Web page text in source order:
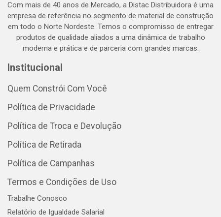
Com mais de 40 anos de Mercado, a Distac Distribuidora é uma
empresa de referência no segmento de material de construção
em todo o Norte Nordeste. Temos o compromisso de entregar
produtos de qualidade aliados a uma dinâmica de trabalho
moderna e prática e de parceria com grandes marcas.
Institucional
Quem Constrói Com Você
Política de Privacidade
Política de Troca e Devolução
Política de Retirada
Política de Campanhas
Termos e Condições de Uso
Trabalhe Conosco
Relatório de Igualdade Salarial